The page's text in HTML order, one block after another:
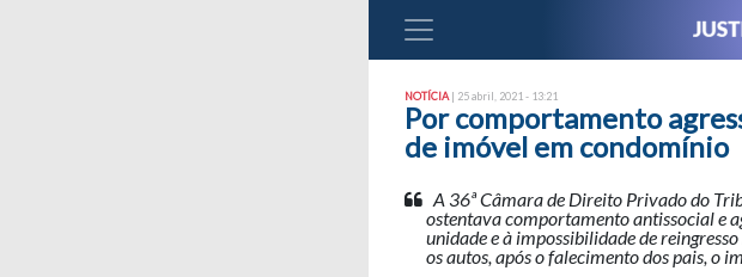
NOTÍCIA | 25 abril, 2021 - 13:21
Por comportamento
de imóvel em condomínio
A 36ª Câmara de Direito Privado do
ostentava comportamento antissocial e
unidade e à impossibilidade de
os autos, após o falecimento dos pais, o